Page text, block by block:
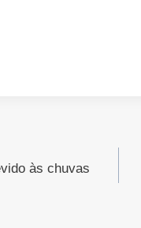
às chuvas